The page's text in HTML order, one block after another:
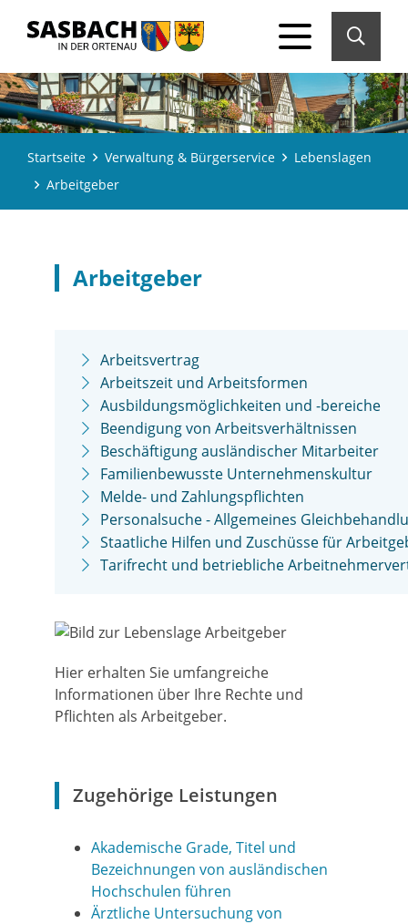
Startseite Verwaltung & Bürgerservice
Lebenslagen
Arbeitgeber
Arbeitgeber
Arbeitsvertrag
Arbeitszeit und Arbeitsformen
Ausbildungsmöglichkeiten und -bereiche
Beendigung von Arbeitsverhältnissen
Beschäftigung ausländischer Mitarbeiter
Familienbewusste Unternehmenskultur
Melde- und Zahlungspflichten
Personalsuche - Allgemeines
Staatliche Hilfen und Zuschüsse für
Tarifrecht und betriebliche
Hier erhalten Sie umfangreiche
Informationen über Ihre Rechte und
Pflichten als Arbeitgeber.
Zugehörige Leistungen
Akademische Grade, Titel und
Bezeichnungen von ausländischen
Hochschulen führen
Ärztliche Untersuchung von